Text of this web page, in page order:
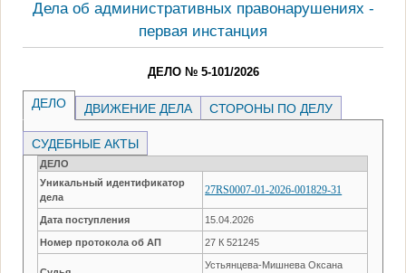
Дела об административных правонарушениях -
первая инстанция
ДЕЛО № 5-101/2026
ДЕЛО ДВИЖЕНИЕ ДЕЛА СТОРОНЫ ПО ДЕЛУ
СУДЕБНЫЕ АКТЫ
ДЕЛО
Уникальный идентификатор
дела
27RS0007-01-2026-001829-31
Дата поступления 15.04.2026
Номер протокола об АП 27 К 521245
Устьянцева-Мишнева Оксана